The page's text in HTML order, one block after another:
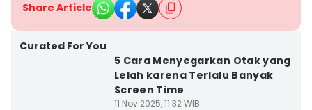
Share Article
Curated For You
5 Cara Menyegarkan Otak yang
Lelah karena Terlalu Banyak
Screen Time
11 Nov 2025, 11:32 WIB